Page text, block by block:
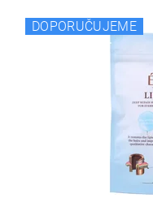
DOPORUČUJEME